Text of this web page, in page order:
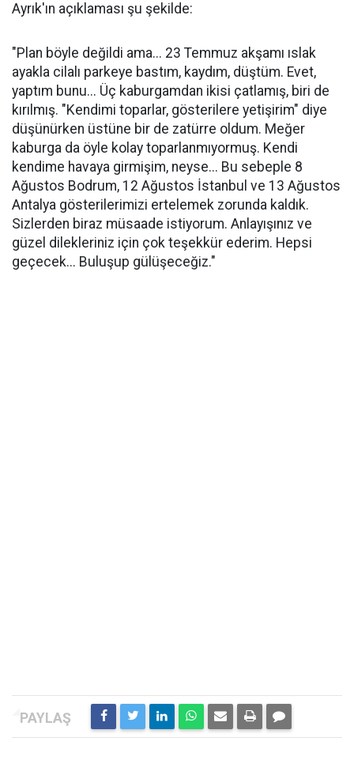
Ayrık'ın açıklaması şu şekilde:
"Plan böyle değildi ama... 23 Temmuz akşamı ıslak
ayakla cilalı parkeye bastım, kaydım, düştüm. Evet,
yaptım bunu... Üç kaburgamdan ikisi çatlamış, biri de
kırılmış. "Kendimi toparlar, gösterilere yetişirim" diye
düşünürken üstüne bir de zatürre oldum. Meğer
kaburga da öyle kolay toparlanmıyormuş. Kendi
kendime havaya girmişim, neyse... Bu sebeple 8
Ağustos Bodrum, 12 Ağustos İstanbul ve 13 Ağustos
Antalya gösterilerimizi ertelemek zorunda kaldık.
Sizlerden biraz müsaade istiyorum. Anlayışınız ve
güzel dilekleriniz için çok teşekkür ederim. Hepsi
geçecek... Buluşup gülüşeceğiz."